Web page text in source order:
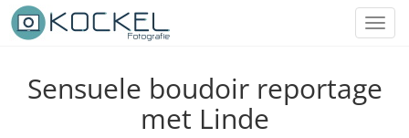
Sensuele boudoir reportage
met Linde